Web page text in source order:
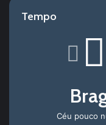
Tempo
Céu pouco